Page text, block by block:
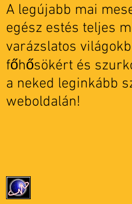
A legújabb mai
egész estés teljes
varázslatos
főhősökért és
a neked leginkább
weboldalán!